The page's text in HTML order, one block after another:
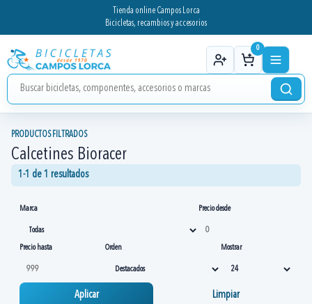
Tienda online Campos Lorca
Bicicletas, recambios y accesorios
0
PRODUCTOS FILTRADOS
Calcetines Bioracer
1-1 de 1 resultados
Marca Precio desde
Precio hasta Orden Mostrar
Aplicar Limpiar